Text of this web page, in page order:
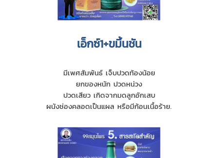
เอ็กซ์1+ขมิ้นชัน
มีเพศสัมพันธ์ เจ็บปวดท้องน้อย
ยกของหนัก ปวดหน่วง
ปวดเสียว เกิดจากมดลูกอักเสบ
ผนังช่องคลอดเป็นแผล หรือมีก้อนเนื้อร้าย.